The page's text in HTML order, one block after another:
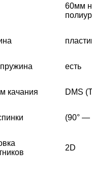
60мм
есть
качания DMS
(90° —
2D